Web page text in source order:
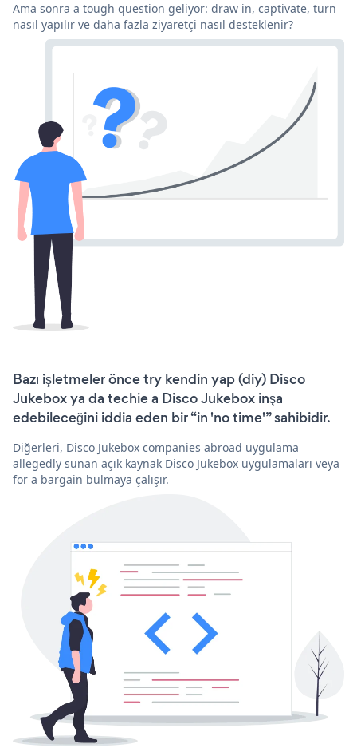
Ama sonra a tough question geliyor: draw in, captivate, turn
nasıl yapılır ve daha fazla ziyaretçi nasıl desteklenir?
Bazı işletmeler önce try kendin yap (diy) Disco
Jukebox ya da techie a Disco Jukebox inşa
edebileceğini iddia eden bir “in 'no time'” sahibidir.
Diğerleri, Disco Jukebox companies abroad uygulama
allegedly sunan açık kaynak Disco Jukebox uygulamaları veya
for a bargain bulmaya çalışır.